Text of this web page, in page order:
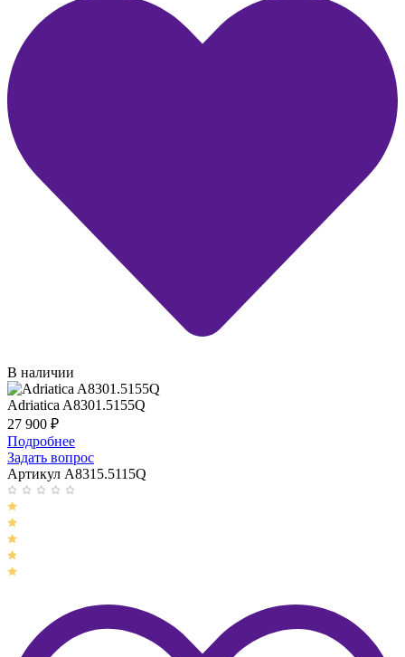
В наличии
Adriatica A8301.5155Q
27 900 ₽
Подробнее
Задать вопрос
Артикул A8315.5115Q